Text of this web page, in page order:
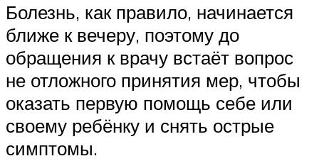
Болезнь, как правило, начинается
ближе к вечеру, поэтому до
обращения к врачу встаёт вопрос
не отложного принятия мер, чтобы
оказать первую помощь себе или
своему ребёнку и снять острые
симптомы.